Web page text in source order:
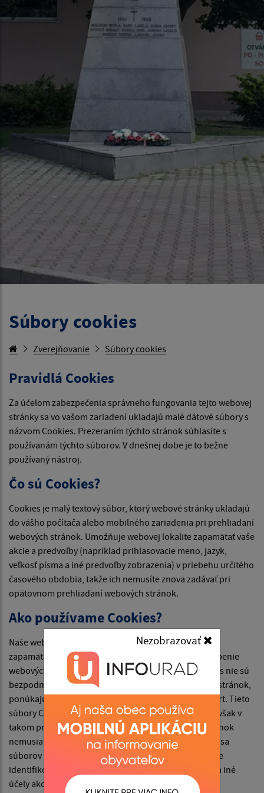
Nezobrazovať
Súbory cookies
Zverejňovanie Súbory cookies
Pravidlá Cookies
Za účelom zabezpečenia správneho fungovania tejto webovej
stránky sa vo vašom zariadení ukladajú malé dátové súbory s
názvom Cookies. Prezeraním týchto stránok súhlasíte s
používanám týchto súborov. V dnešnej dobe je to bežne
používaný nástroj.
Čo sú Cookies?
Cookies je malý textový súbor, ktorý webové stránky ukladajú
do vášho počítača alebo mobilného zariadenia pri prehliadaní
webových stránok. Umožňuje webovej lokalite zapamätať vaše
akcie a predvoľby (napríklad prihlasovacie meno, jazyk,
veľkosť písma a iné predvoľby zobrazenia) v priebehu určitého
časového obdobia, takže ich nemusíte znova zadávať pri
opätovnom prehliadaní webových stránok.
Ako používame Cookies?
Naše webové stránky používajú súbory Cookies na
zapamätanie nastavení používateľa a lepšie prispôsobenie
webových stránok záujmom návštevníka. Hoci Cookies nie sú
bezpodmienečne potrebné na fungovanie webových stránok,
ponúkajú pri návšteve webových stránok vyšší komfort. Tieto
súbory Cookies môžete odstrániť alebo zablokovať, avšak v
takom prípade niektoré funkcie týchto webových stránok
nemusia fungovať podľa určenia. Informácie týkajúce sa
súborov Cookies sa nepoužívajú na to, aby vás osobne
identifikovali. Tieto súbory Cookies sa nepoužívajú na iné
účely ako tie, ktoré sú tu popísané.